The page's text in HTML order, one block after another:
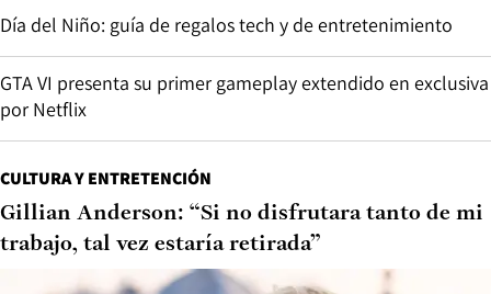
Día del Niño: guía de regalos tech y de entretenimiento
GTA VI presenta su primer gameplay extendido en exclusiva
por Netflix
CULTURA Y ENTRETENCIÓN
Gillian Anderson: “Si no disfrutara tanto de mi
trabajo, tal vez estaría retirada”